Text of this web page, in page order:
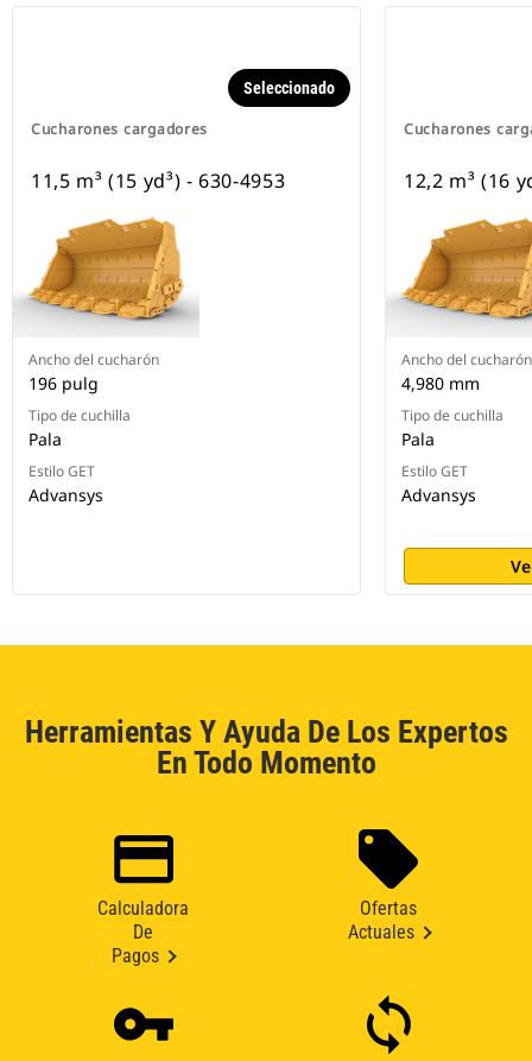
Cucharones cargadores
Seleccionado
11,5 m³ (15 yd³) - 630-4953
Ancho del cucharón
196 pulg
Tipo de cuchilla
Pala
Estilo GET
Advansys
Cucharones
12,2 m³ (16
Ancho del cucharón
4,980 mm
Tipo de cuchilla
Pala
Estilo GET
Advansys
Herramientas Y Ayuda De Los Expertos
En Todo Momento
Calculadora
De
Pagos
Ofertas
Actuales